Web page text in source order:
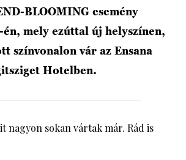
BLOOMING esemény
mely ezúttal új helyszínen,
színvonalon vár az Ensana
Hotelben.
nagyon sokan vártak már. Rád is